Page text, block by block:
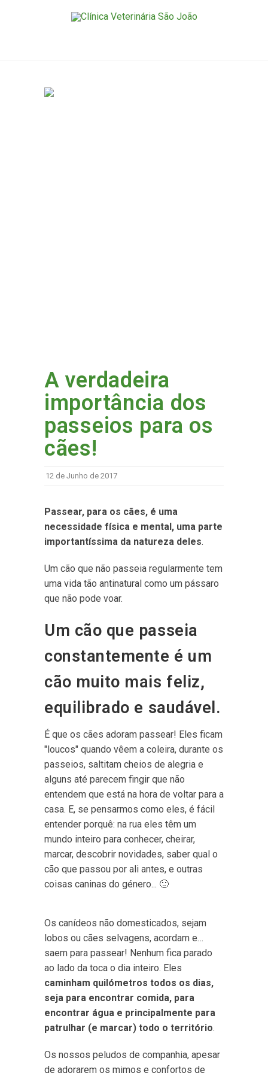
A verdadeira
importância dos
passeios para os
cães!
12 de Junho de 2017
Passear, para os cães, é uma
necessidade física e mental, uma parte
importantíssima da natureza deles.
Um cão que não passeia regularmente tem
uma vida tão antinatural como um pássaro
que não pode voar.
Um cão que passeia
constantemente é um
cão muito mais feliz,
equilibrado e saudável.
É que os cães adoram passear! Eles ficam
"loucos" quando vêem a coleira, durante os
passeios, saltitam cheios de alegria e
alguns até parecem fingir que não
entendem que está na hora de voltar para a
casa. E, se pensarmos como eles, é fácil
entender porquê: na rua eles têm um
mundo inteiro para conhecer, cheirar,
marcar, descobrir novidades, saber qual o
cão que passou por ali antes, e outras
coisas caninas do género... 🙂
Os canídeos não domesticados, sejam
lobos ou cães selvagens, acordam e…
saem para passear! Nenhum fica parado
ao lado da toca o dia inteiro. Eles
caminham quilómetros todos os dias,
seja para encontrar comida, para
encontrar água e principalmente para
patrulhar (e marcar) todo o território.
Os nossos peludos de companhia, apesar
de adorarem os mimos e confortos de